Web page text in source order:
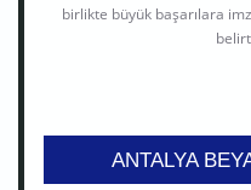
birlikte büyük başarılara
ANTALYA